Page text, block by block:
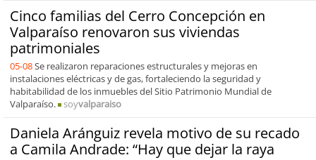
Cinco familias del Cerro Concepción en
Valparaíso renovaron sus viviendas
patrimoniales
05-08Se realizaron reparaciones estructurales y mejoras en
instalaciones eléctricas y de gas, fortaleciendo la seguridad y
habitabilidad de los inmuebles del Sitio Patrimonio Mundial de
Valparaíso.
soyvalparaiso
Daniela Aránguiz revela motivo de su recado
a Camila Andrade: “Hay que dejar la raya